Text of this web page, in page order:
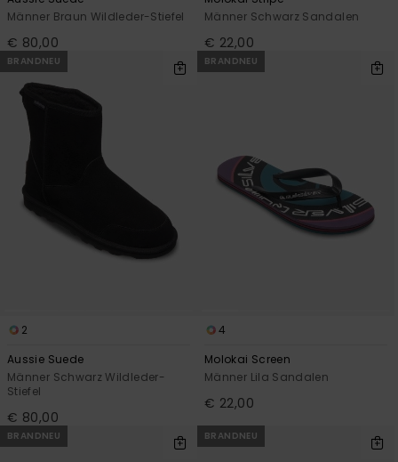
Männer Braun Wildleder-Stiefel
€ 80,00
Männer Schwarz Sandalen
€ 22,00
BRANDNEU
2
Aussie Suede
Männer Schwarz Wildleder-
Stiefel
€ 80,00
BRANDNEU
4
Molokai Screen
Männer Lila Sandalen
€ 22,00
BRANDNEU BRANDNEU